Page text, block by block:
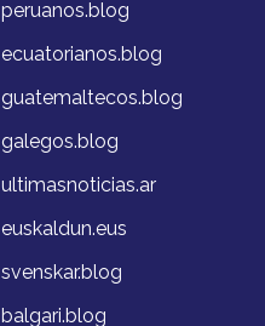
peruanos.blog
ecuatorianos.blog
guatemaltecos.blog
galegos.blog
ultimasnoticias.ar
euskaldun.eus
svenskar.blog
balgari.blog